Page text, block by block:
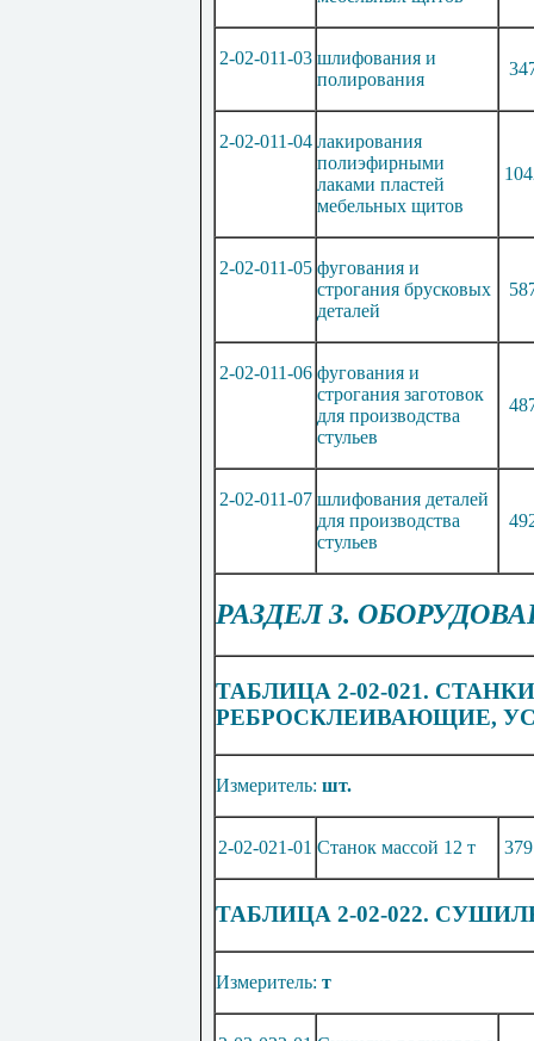
2-02-011-03 шлифования и
полирования
2-02-011-04 лакирования
полиэфирными
лаками пластей
мебельных щитов
2-02-011-05 фугования и
строгания брусковых
деталей
2-02-011-06 фугования и
строгания заготовок
для производства
стульев
2-02-011-07 шлифования деталей
для производства
стульев
РАЗДЕЛ 3.
ТАБЛИЦА 2-02-021.
РЕБРОСКЛЕИВАЮЩИЕ,
Измеритель: шт.
2-02-021-01 Станок массой 12 т
ТАБЛИЦА 2-02-022.
Измеритель: т